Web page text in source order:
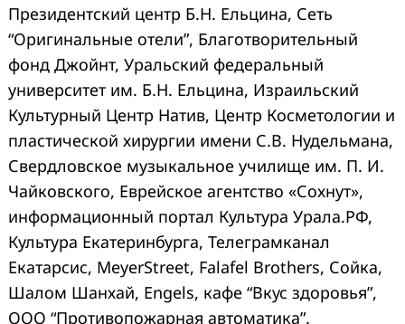
Президентский центр Б.Н. Ельцина, Сеть
“Оригинальные отели”, Благотворительный
фонд Джойнт, Уральский федеральный
университет им. Б.Н. Ельцина, Израильский
Культурный Центр Натив, Центр Косметологии и
пластической хирургии имени С.В. Нудельмана,
Свердловское музыкальное училище им. П. И.
Чайковского, Еврейское агентство «Сохнут»,
информационный портал Культура Урала.РФ,
Культура Екатеринбурга, Телеграмканал
Екатарсис, MeyerStreet, Falafel Brothers, Сойка,
Шалом Шанхай, Engels, кафе “Вкус здоровья”,
ООО “Противопожарная автоматика”.